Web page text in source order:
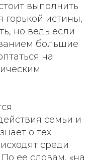
выполнить
горькой истины,
но ведь если
большие
на
семьи и
о тех
среди
ее словам, «на